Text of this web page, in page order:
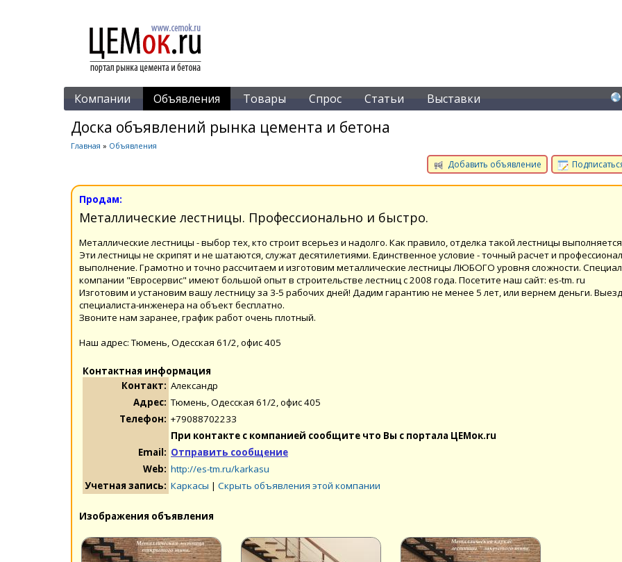
Компании Объявления Товары Спрос Статьи Выставки
Доска объявлений рынка цемента и бетона
Главная » Объявления
Добавить объявление
Продам:
Металлические лестницы. Профессионально и быстро.
Металлические лестницы - выбор тех, кто строит всерьез и надолго. Как правило, отделка такой лестницы
Эти лестницы не скрипят и не шатаются, служат десятилетиями. Единственное условие - точный расчет и
выполнение. Грамотно и точно рассчитаем и изготовим металлические лестницы ЛЮБОГО уровня сложности.
компании "Евросервис" имеют большой опыт в строительстве лестниц с 2008 года. Посетите наш сайт: es-tm. ru
Изготовим и установим вашу лестницу за 3-5 рабочих дней! Дадим гарантию не менее 5 лет, или вернем деньги. Выезд
специалиста-инженера на объект бесплатно.
Звоните нам заранее, график работ очень плотный.
Наш адрес: Тюмень, Одесская 61/2, офис 405
Контактная информация
Контакт: Александр
Адрес: Тюмень, Одесская 61/2, офис 405
Телефон: +79088702233
При контакте с компанией сообщите что Вы с портала ЦЕМок.ru
Email: Отправить сообщение
Web: http://es-tm.ru/karkasu
Учетная запись: Каркасы | Скрыть объявления этой компании
Изображения объявления